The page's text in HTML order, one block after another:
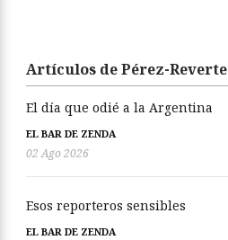
Artículos de Pérez-Reverte
El día que odié a la Argentina
EL BAR DE ZENDA
02 Ago 2026
Esos reporteros sensibles
EL BAR DE ZENDA